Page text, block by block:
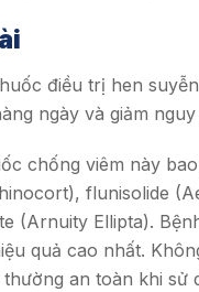
điều trị hen
ngày và giảm
chống viêm này
flunisolide
(Arnuity Ellipta).
quả cao nhất.
an toàn khi sử